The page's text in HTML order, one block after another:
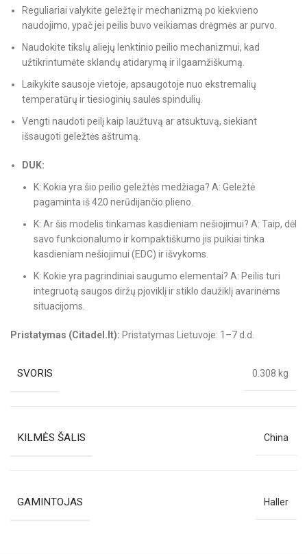
Reguliariai valykite geležtę ir mechanizmą po kiekvieno
naudojimo, ypač jei peilis buvo veikiamas drėgmės ar purvo.
Naudokite tikslų aliejų lenktinio peilio mechanizmui, kad
užtikrintumėte sklandų atidarymą ir ilgaamžiškumą.
Laikykite sausoje vietoje, apsaugotoje nuo ekstremalių
temperatūrų ir tiesioginių saulės spindulių.
Vengti naudoti peilį kaip laužtuvą ar atsuktuvą, siekiant
išsaugoti geležtės aštrumą.
DUK:
K: Kokia yra šio peilio geležtės medžiaga? A: Geležtė
pagaminta iš 420 nerūdijančio plieno.
K: Ar šis modelis tinkamas kasdieniam nešiojimui? A: Taip, dėl
savo funkcionalumo ir kompaktiškumo jis puikiai tinka
kasdieniam nešiojimui (EDC) ir išvykoms.
K: Kokie yra pagrindiniai saugumo elementai? A: Peilis turi
integruotą saugos diržų pjoviklį ir stiklo daužiklį avarinėms
situacijoms.
Pristatymas (Citadel.lt): Pristatymas Lietuvoje: 1–7 d.d.
SVORIS 0.308 kg
KILMĖS ŠALIS China
GAMINTOJAS Haller